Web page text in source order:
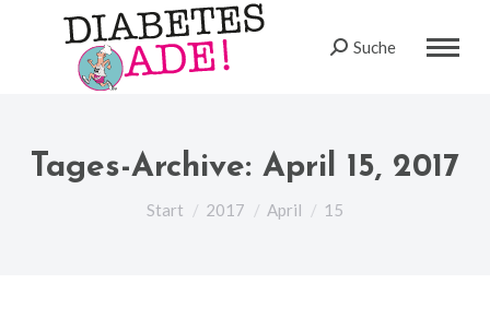
Search:
Suche
Tages-Archive: April 15, 2017
Sie befinden sich hier:
Start 2017 April 15